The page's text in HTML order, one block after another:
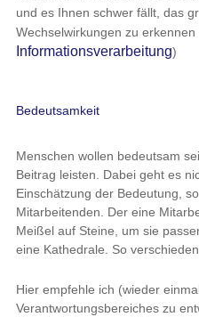
und es Ihnen schwer fällt, das
Wechselwirkungen zu erkennen
Informationsverarbeitung)
Bedeutsamkeit
Menschen wollen bedeutsam
Beitrag leisten. Dabei geht es
Einschätzung der Bedeutung,
Mitarbeitenden. Der eine
Meißel auf Steine, um sie
eine Kathedrale. So
Hier empfehle ich (wieder
Verantwortungsbereiches zu